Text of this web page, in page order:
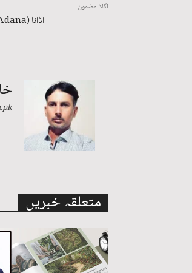
اگلا مضمون
اڈانا (Adana): ترکی میں 5 ریکٹر کا زلزلہ
متعلقہ خبریں